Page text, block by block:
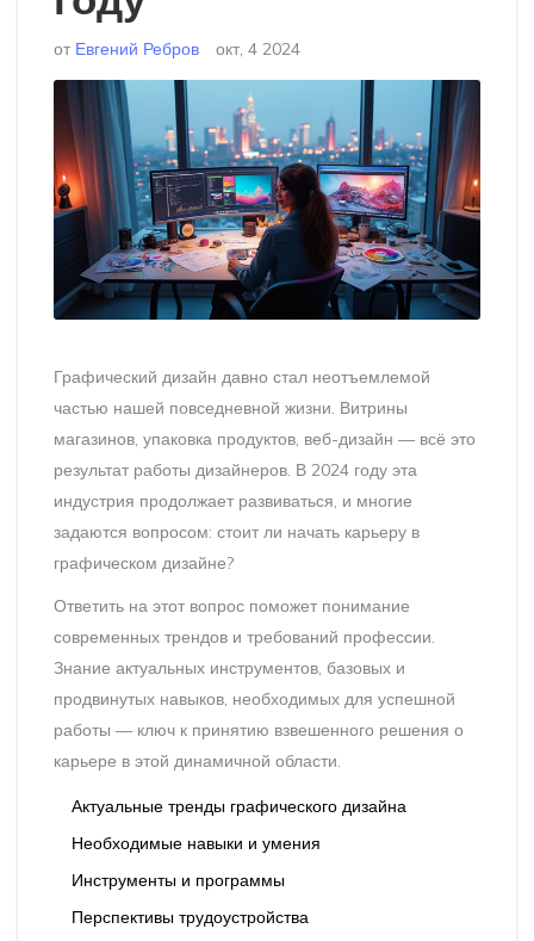
от Евгений Ребров окт, 4 2024
Графический дизайн давно стал неотъемлемой
частью нашей повседневной жизни. Витрины
магазинов, упаковка продуктов, веб-дизайн — всё это
результат работы дизайнеров. В 2024 году эта
индустрия продолжает развиваться, и многие
задаются вопросом: стоит ли начать карьеру в
графическом дизайне?
Ответить на этот вопрос поможет понимание
современных трендов и требований профессии.
Знание актуальных инструментов, базовых и
продвинутых навыков, необходимых для успешной
работы — ключ к принятию взвешенного решения о
карьере в этой динамичной области.
Актуальные тренды графического дизайна
Необходимые навыки и умения
Инструменты и программы
Перспективы трудоустройства